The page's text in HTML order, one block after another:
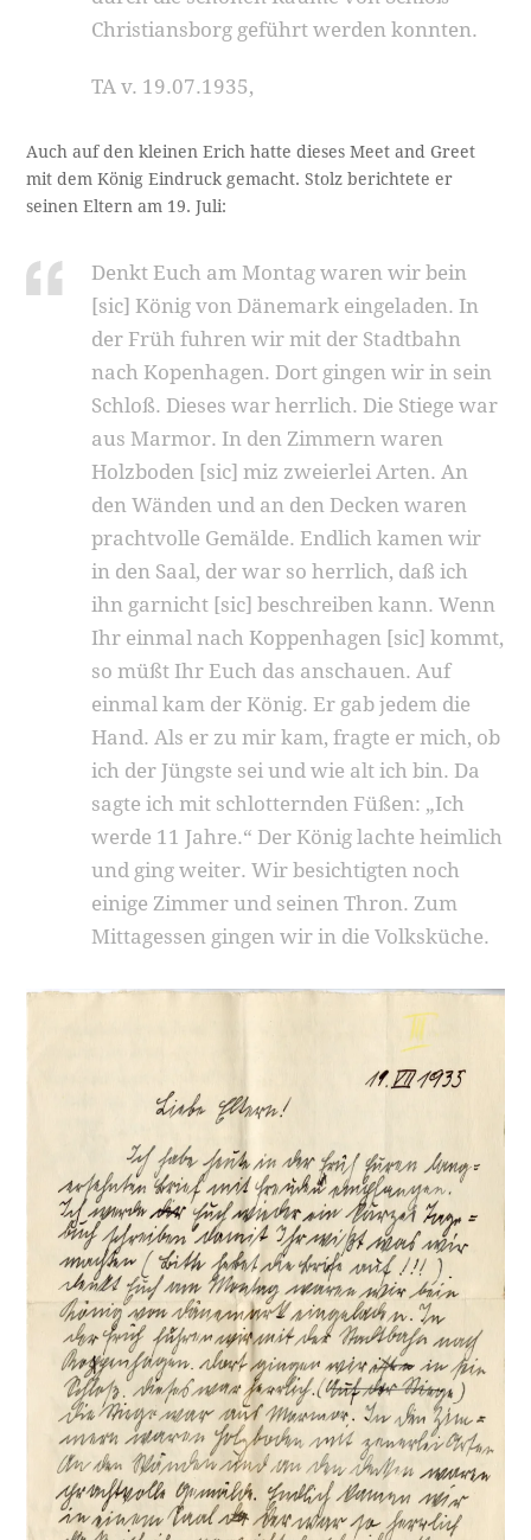
Christians­borg geführt werden konnten.
TA v. 19.07.1935,
Auch auf den kleinen Erich hatte dieses Meet and Greet
mit dem König Eindruck gemacht. Stolz berichtete er
seinen Eltern am 19. Juli:
Denkt Euch am Montag waren wir bein
[sic] König von Dänemark eingeladen. In
der Früh fuhren wir mit der Stadtbahn
nach Kopenhagen. Dort gingen wir in sein
Schloß. Dieses war herrlich. Die Stiege war
aus Marmor. In den Zimmern waren
Holzboden [sic] miz zweierlei Arten. An
den Wänden und an den Decken waren
prachtvolle Gemälde. Endlich kamen wir
in den Saal, der war so herrlich, daß ich
ihn garnicht [sic] beschreiben kann. Wenn
Ihr einmal nach Koppenhagen [sic] kommt,
so müßt Ihr Euch das anschauen. Auf
einmal kam der König. Er gab jedem die
Hand. Als er zu mir kam, fragte er mich, ob
ich der Jüngste sei und wie alt ich bin. Da
sagte ich mit schlotternden Füßen: „Ich
werde 11 Jahre.“ Der König lachte heimlich
und ging weiter. Wir besichtigten noch
einige Zimmer und seinen Thron. Zum
Mittagessen gingen wir in die Volksküche.